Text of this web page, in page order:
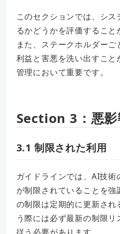
このセクションでは、シ
るかどうかを評価すること
また、ステークホルダー
利益と害悪を洗い出すこと
管理において重要です。
Section 3：悪影
3.1 制限された利用
ガイドラインでは、AI技
が制限されていることを強
の制限は定期的に更新さ
う際には必ず最新の制限